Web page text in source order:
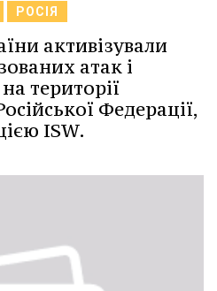
РОСІЯ
активізували
атак і
території
Федерації,
ISW.